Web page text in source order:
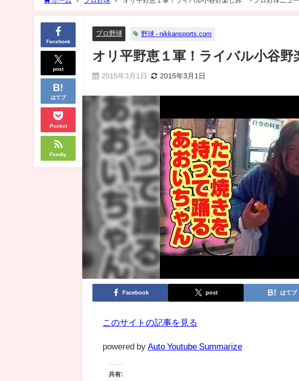
Facebook
post
はてブ
Pocket
Feedly
プロ野球 野球 - nikkansports.com
オリ平野恵１軍！ライバル小谷
2015年3月1日 2015年3月1日
Facebook post はてブ
このサイトの記事を見る
powered by Auto Youtube Summarize
共有: